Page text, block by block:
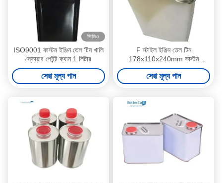
ভিডিও
ISO9001 কাস্টম ইঞ্জিন তেল টিন খালি
স্কোয়ার পেইন্ট ক্যান 1 লিটার
সেরা মূল্য পান
F স্টাইল ইঞ্জিন তেল টিন
178x110x240mm কাস্টম
ব্যক্তিগতকৃত টিনের ক্যান
সেরা মূল্য পান